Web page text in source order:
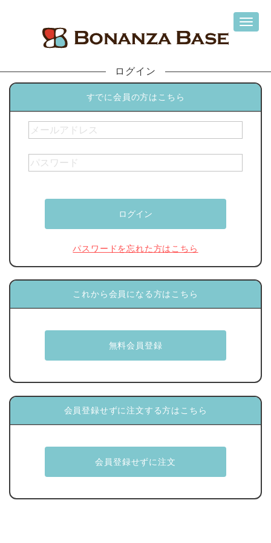
ログイン
すでに会員の方はこちら
パスワードを忘れた方はこちら
これから会員になる方はこちら
会員登録せずに注文する方はこちら